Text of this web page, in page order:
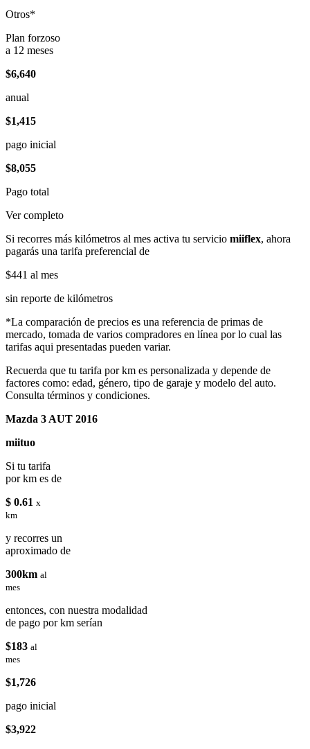
Otros*
Plan forzoso
a 12 meses
$6,640
anual
$1,415
pago inicial
$8,055
Pago total
Ver completo
Si recorres más kilómetros al mes activa tu servicio miiflex, ahora
pagarás una tarifa preferencial de
$441 al mes
sin reporte de kilómetros
*La comparación de precios es una referencia de primas de
mercado, tomada de varios compradores en línea por lo cual las
tarifas aqui presentadas pueden variar.
Recuerda que tu tarifa por km es personalizada y depende de
factores como: edad, género, tipo de garaje y modelo del auto.
Consulta términos y condiciones.
Mazda 3 AUT 2016
miituo
Si tu tarifa
por km es de
$ 0.61 x
km
y recorres un
aproximado de
300km al
mes
entonces, con nuestra modalidad
de pago por km serían
$183 al
mes
$1,726
pago inicial
$3,922